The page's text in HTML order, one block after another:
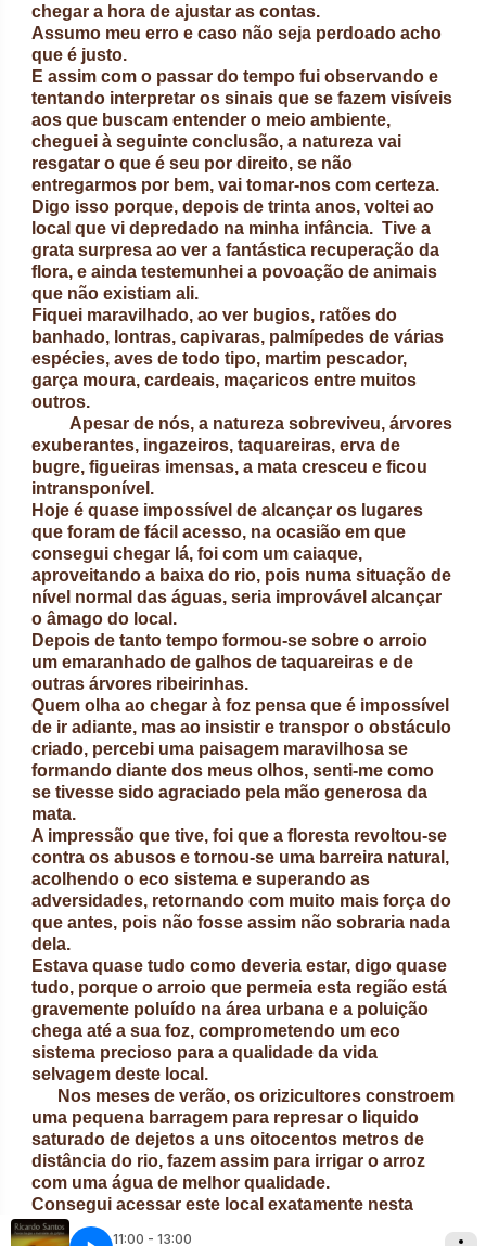
chegar a hora de ajustar as contas.
Assumo meu erro e caso não seja perdoado acho
que é justo.
E assim com o passar do tempo fui observando e
tentando interpretar os sinais que se fazem visíveis
aos que buscam entender o meio ambiente,
cheguei à seguinte conclusão, a natureza vai
resgatar o que é seu por direito, se não
entregarmos por bem, vai tomar-nos com certeza.
Digo isso porque, depois de trinta anos, voltei ao
local que vi depredado na minha infância. Tive a
grata surpresa ao ver a fantástica recuperação da
flora, e ainda testemunhei a povoação de animais
que não existiam ali.
Fiquei maravilhado, ao ver bugios, ratões do
banhado, lontras, capivaras, palmípedes de várias
espécies, aves de todo tipo, martim pescador,
garça moura, cardeais, maçaricos entre muitos
outros.
Apesar de nós, a natureza sobreviveu, árvores
exuberantes, ingazeiros, taquareiras, erva de
bugre, figueiras imensas, a mata cresceu e ficou
intransponível.
Hoje é quase impossível de alcançar os lugares
que foram de fácil acesso, na ocasião em que
consegui chegar lá, foi com um caiaque,
aproveitando a baixa do rio, pois numa situação de
nível normal das águas, seria improvável alcançar
o âmago do local.
Depois de tanto tempo formou-se sobre o arroio
um emaranhado de galhos de taquareiras e de
outras árvores ribeirinhas.
Quem olha ao chegar à foz pensa que é impossível
de ir adiante, mas ao insistir e transpor o obstáculo
criado, percebi uma paisagem maravilhosa se
formando diante dos meus olhos, senti-me como
se tivesse sido agraciado pela mão generosa da
mata.
A impressão que tive, foi que a floresta revoltou-se
contra os abusos e tornou-se uma barreira natural,
acolhendo o eco sistema e superando as
adversidades, retornando com muito mais força do
que antes, pois não fosse assim não sobraria nada
dela.
Estava quase tudo como deveria estar, digo quase
tudo, porque o arroio que permeia esta região está
gravemente poluído na área urbana e a poluição
chega até a sua foz, comprometendo um eco
sistema precioso para a qualidade da vida
selvagem deste local.
Nos meses de verão, os orizicultores constroem
uma pequena barragem para represar o liquido
saturado de dejetos a uns oitocentos metros de
distância do rio, fazem assim para irrigar o arroz
com uma água de melhor qualidade.
Consegui acessar este local exatamente nesta
época.